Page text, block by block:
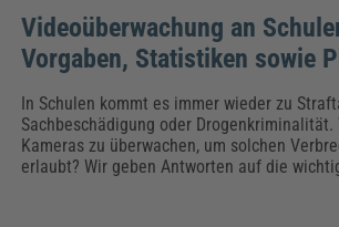
Videoüberwachung an
Vorgaben, Statistiken sowie
In Schulen kommt es immer wieder zu
Sachbeschädigung oder
Kameras zu überwachen, um solchen
erlaubt? Wir geben Antworten auf die